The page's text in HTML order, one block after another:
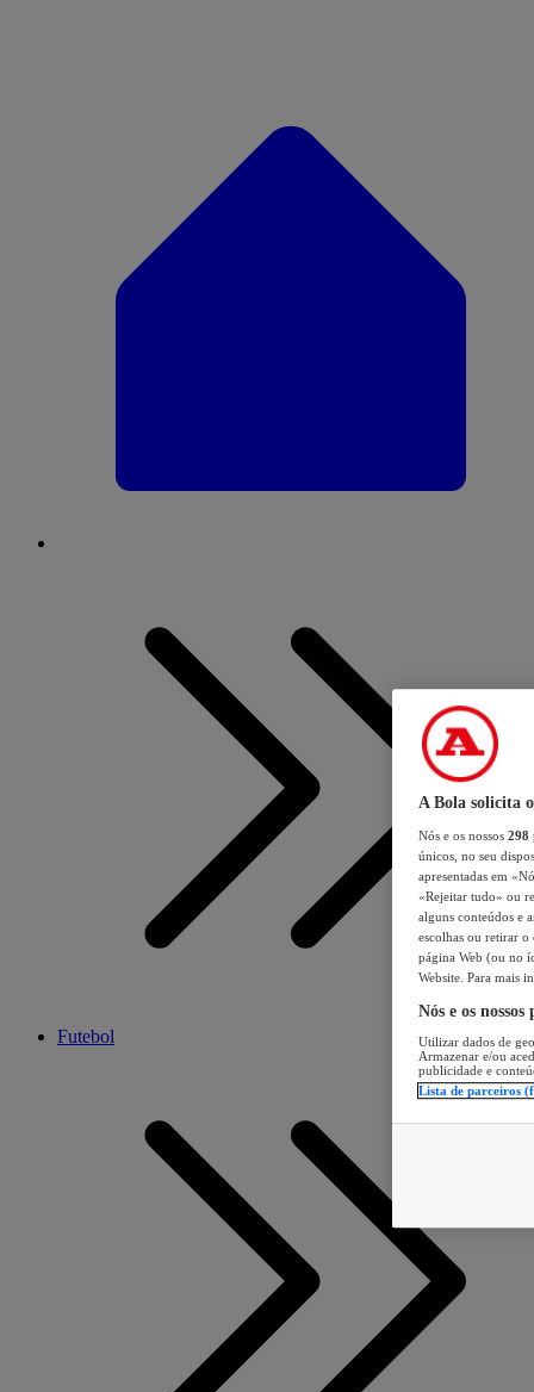
Futebol
A Bola solicita
Nós e os nossos 298
únicos, no seu
apresentadas em
«Rejeitar tudo» ou
alguns conteúdos e
escolhas ou retirar
página Web (ou no
Website. Para mais
Nós e os
Utilizar dados de
Armazenar e/ou
publicidade e
Lista de parceiros